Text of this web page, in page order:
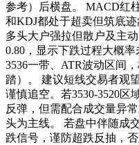
参考）后横盘。 MACD红
和KDJ都处于超卖但筑底
多头大户强拉但散户及主
0.80，显示下跌过程大概
3536一带、ATR波动区间
踏）。 建议短线交易者观
谨慎追空。若3530-3520区
反弹，但需配合成交量异
头为主线。 若盘中伴随成
跌信号，谨防超跌反抽，